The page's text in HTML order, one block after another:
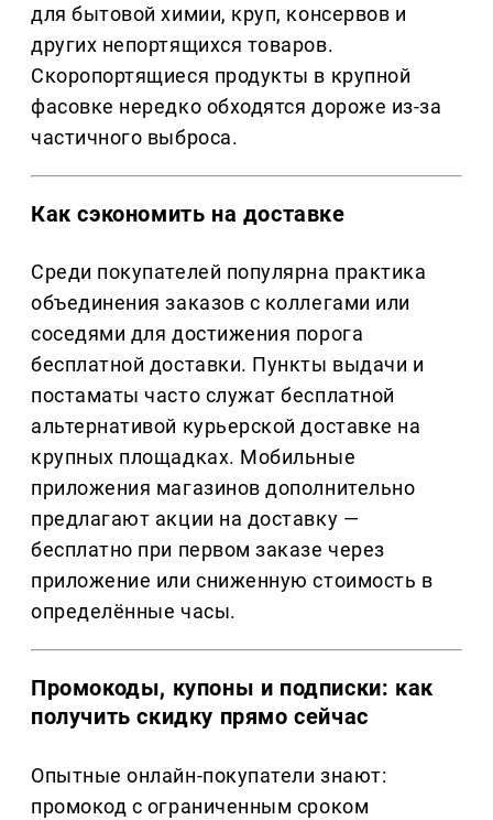
для бытовой химии, круп, консервов и
других непортящихся товаров.
Скоропортящиеся продукты в крупной
фасовке нередко обходятся дороже из-за
частичного выброса.
Как сэкономить на доставке
Среди покупателей популярна практика
объединения заказов с коллегами или
соседями для достижения порога
бесплатной доставки. Пункты выдачи и
постаматы часто служат бесплатной
альтернативой курьерской доставке на
крупных площадках. Мобильные
приложения магазинов дополнительно
предлагают акции на доставку —
бесплатно при первом заказе через
приложение или сниженную стоимость в
определённые часы.
Промокоды, купоны и подписки: как
получить скидку прямо сейчас
Опытные онлайн-покупатели знают:
промокод с ограниченным сроком